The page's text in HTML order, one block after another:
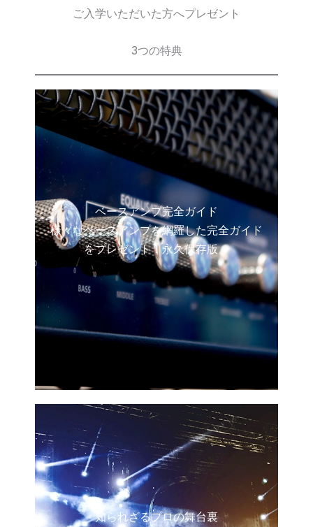
ご入学いただいた方へプレゼント
3つの特典
ベースアンプ完全ガイド
様々なベースアンプを網羅した完全ガイド
をプレゼント！永久保存版。
知られざるプロの舞台裏